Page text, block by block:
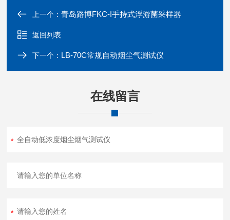
部分
8 根 1
8(长)
9 四氟管3*5 根
1
优盘 个
采样嘴附件箱
1
采样嘴
1
上一个：青岛路博FKC-I手持式浮游菌采样器
返回列表
下一个： LB-70C常规自动烟尘气测试仪
在线留言